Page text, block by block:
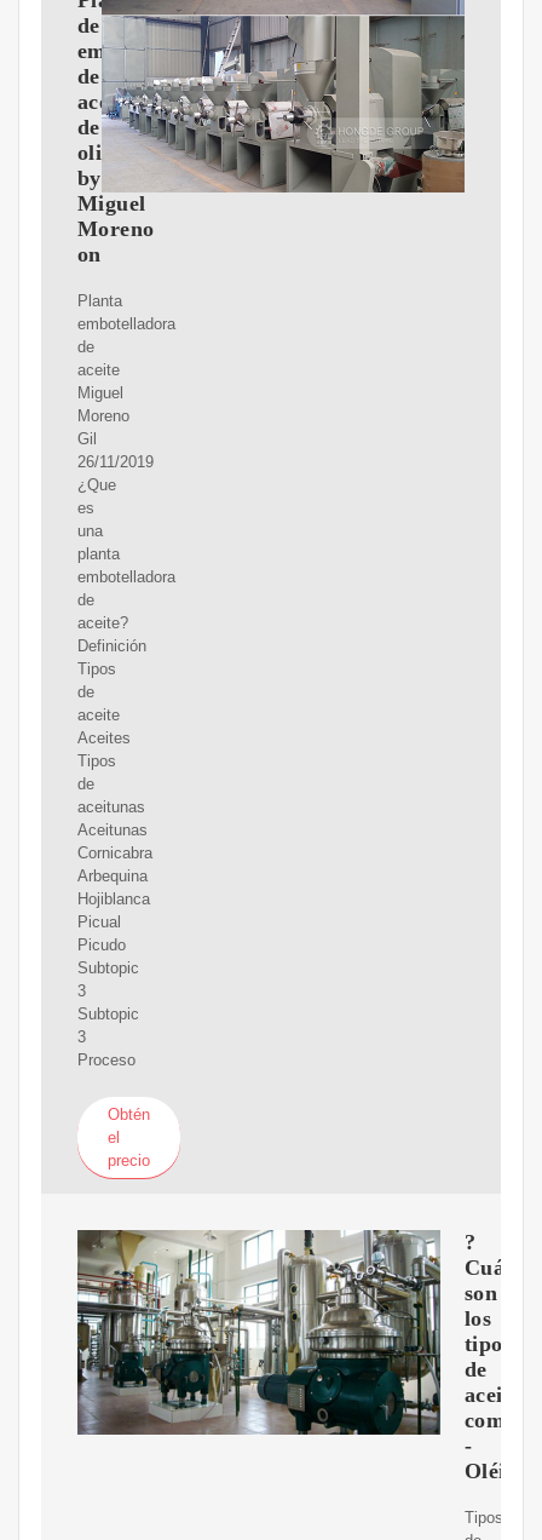
de
embotellado
de
aceite
de
oliva
by
Miguel
Moreno
on
Planta
embotelladora
de
aceite
Miguel
Moreno
Gil
26/11/2019
¿Que
es
una
planta
embotelladora
de
aceite?
Definición
Tipos
de
aceite
Aceites
Tipos
de
aceitunas
Aceitunas
Cornicabra
Arbequina
Hojiblanca
Picual
Picudo
Subtopic
3
Subtopic
3
Proceso
Obtén
el
precio
?
Cuáles
son
los
tipos
de
aceite
-
Oléico
Tipos